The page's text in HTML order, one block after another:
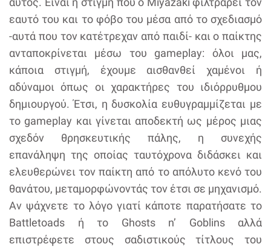
εαυτό του και το φόβο του μέσα από το σχεδιασμό
-αυτά που τον κατέτρεχαν από παιδί- και ο παίκτης
ανταποκρίνεται μέσω του gameplay: όλοι μας,
κάποια στιγμή, έχουμε αισθανθεί χαμένοι ή
αδύναμοι όπως οι χαρακτήρες του ιδιόρρυθμου
δημιουργού. Έτσι, η δυσκολία ευθυγραμμίζεται με
το gameplay και γίνεται αποδεκτή ως μέρος μιας
σχεδόν θρησκευτικής πάλης, η συνεχής
επανάληψη της οποίας ταυτόχρονα διδάσκει και
ελευθερώνει τον παίκτη από το απόλυτο κενό του
θανάτου, μεταμορφώνοντάς τον έτσι σε μηχανισμό.
Αν ψάχνετε το λόγο γιατί κάποτε παρατήσατε το
Battletoads ή το Ghosts n’ Goblins αλλά
επιστρέφετε στους σαδιστικούς τίτλους του